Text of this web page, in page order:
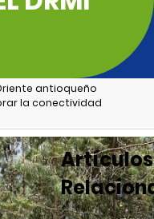
antioqueño
la conectividad
Artículos